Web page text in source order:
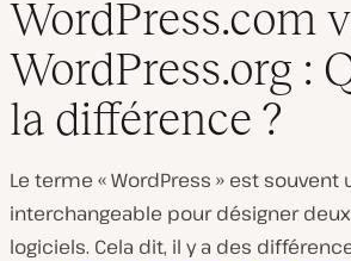
WordPress.com
WordPress.org :
la différence ?
Le terme « WordPress » est
interchangeable pour désigner
logiciels. Cela dit, il y a des